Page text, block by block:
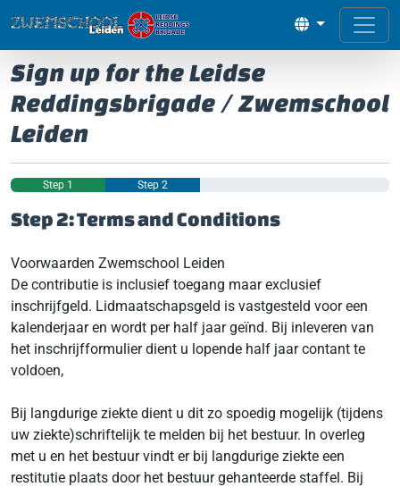
Sign up for the Leidse
Reddingsbrigade / Zwemschool
Leiden
Step 1 Step 2
Step 2: Terms and Conditions
Voorwaarden Zwemschool Leiden
De contributie is inclusief toegang maar exclusief
inschrijfgeld. Lidmaatschapsgeld is vastgesteld voor een
kalenderjaar en wordt per half jaar geïnd. Bij inleveren van
het inschrijfformulier dient u lopende half jaar contant te
voldoen,
Bij langdurige ziekte dient u dit zo spoedig mogelijk (tijdens
uw ziekte)schriftelijk te melden bij het bestuur. In overleg
met u en het bestuur vindt er bij langdurige ziekte een
restitutie plaats door het bestuur gehanteerde staffel. Bij